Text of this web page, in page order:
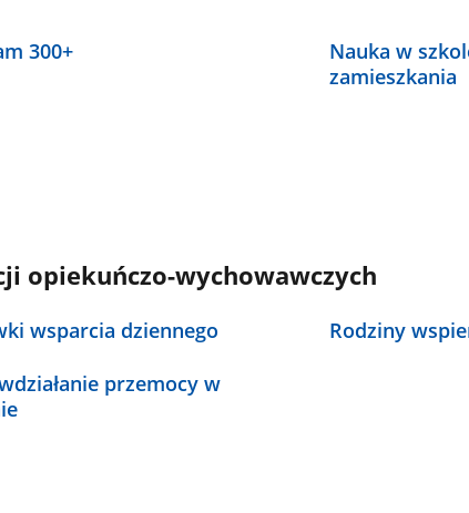
300+
Nauka w
zamieszkania
opiekuńczo-wychowawczych
wsparcia dziennego Rodziny
przemocy w